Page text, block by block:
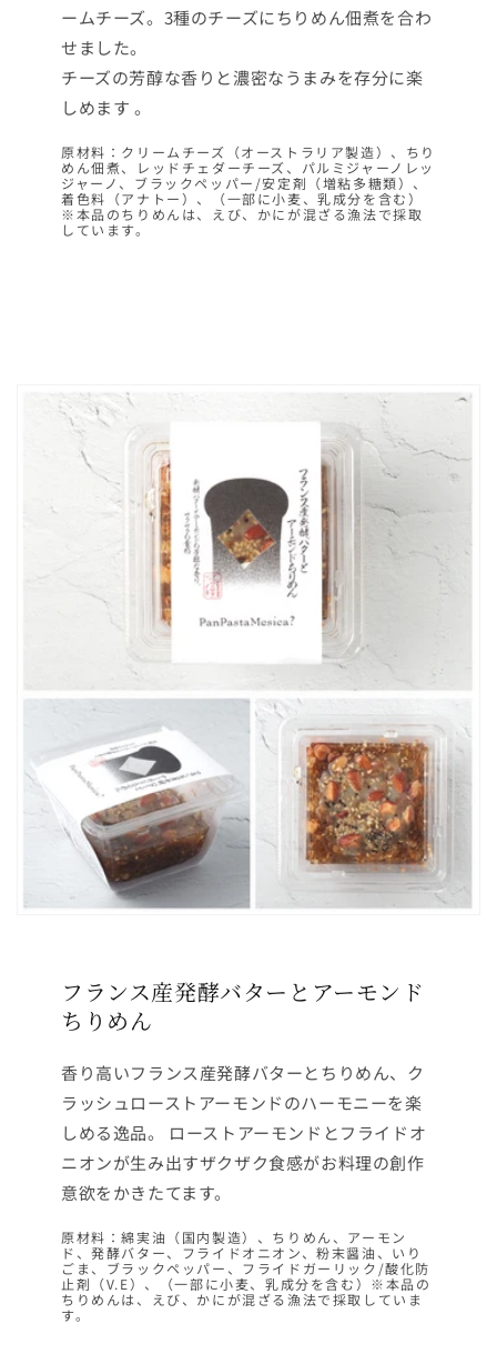
ームチーズ。3種のチーズにちりめん佃煮を合わ
せました。
チーズの芳醇な香りと濃密なうまみを存分に楽
しめます 。
原材料：クリームチーズ（オーストラリア製造）、ちり
めん佃煮、レッドチェダーチーズ、パルミジャーノレッ
ジャーノ、ブラックペッパー/安定剤（増粘多糖類）、
着色料（アナトー）、（一部に小麦、乳成分を含む）
※本品のちりめんは、えび、かにが混ざる漁法で採取
しています。
フランス産発酵バターとアーモンド
ちりめん
香り高いフランス産発酵バターとちりめん、ク
ラッシュローストアーモンドのハーモニーを楽
しめる逸品。 ローストアーモンドとフライドオ
ニオンが生み出すザクザク食感がお料理の創作
意欲をかきたてます。
原材料：綿実油（国内製造）、ちりめん、アーモン
ド、発酵バター、フライドオニオン、粉末醤油、いり
ごま、ブラックペッパー、フライドガーリック/酸化防
止剤（V.E）、（一部に小麦、乳成分を含む）※本品の
ちりめんは、えび、かにが混ざる漁法で採取していま
す。